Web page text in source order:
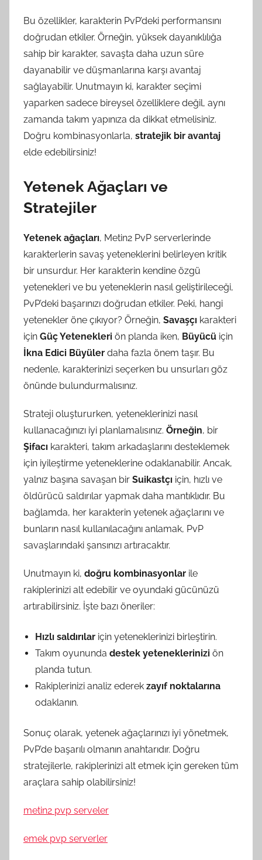
Bu özellikler, karakterin PvP’deki performansını
doğrudan etkiler. Örneğin, yüksek dayanıklılığa
sahip bir karakter, savaşta daha uzun süre
dayanabilir ve düşmanlarına karşı avantaj
sağlayabilir. Unutmayın ki, karakter seçimi
yaparken sadece bireysel özelliklere değil, aynı
zamanda takım yapınıza da dikkat etmelisiniz.
Doğru kombinasyonlarla, stratejik bir avantaj
elde edebilirsiniz!
Yetenek Ağaçları ve
Stratejiler
Yetenek ağaçları, Metin2 PvP serverlerinde
karakterlerin savaş yeteneklerini belirleyen kritik
bir unsurdur. Her karakterin kendine özgü
yetenekleri ve bu yeteneklerin nasıl geliştirileceği,
PvP’deki başarınızı doğrudan etkiler. Peki, hangi
yetenekler öne çıkıyor? Örneğin, Savaşçı karakteri
için Güç Yetenekleri ön planda iken, Büyücü için
İkna Edici Büyüler daha fazla önem taşır. Bu
nedenle, karakterinizi seçerken bu unsurları göz
önünde bulundurmalısınız.
Strateji oluştururken, yeteneklerinizi nasıl
kullanacağınızı iyi planlamalısınız. Örneğin, bir
Şifacı karakteri, takım arkadaşlarını desteklemek
için iyileştirme yeteneklerine odaklanabilir. Ancak,
yalnız başına savaşan bir Suikastçı için, hızlı ve
öldürücü saldırılar yapmak daha mantıklıdır. Bu
bağlamda, her karakterin yetenek ağaçlarını ve
bunların nasıl kullanılacağını anlamak, PvP
savaşlarındaki şansınızı artıracaktır.
Unutmayın ki, doğru kombinasyonlar ile
rakiplerinizi alt edebilir ve oyundaki gücünüzü
artırabilirsiniz. İşte bazı öneriler:
Hızlı saldırılar için yeteneklerinizi birleştirin.
Takım oyununda destek yeteneklerinizi ön
planda tutun.
Rakiplerinizi analiz ederek zayıf noktalarına
odaklanın.
Sonuç olarak, yetenek ağaçlarınızı iyi yönetmek,
PvP’de başarılı olmanın anahtarıdır. Doğru
stratejilerle, rakiplerinizi alt etmek için gereken tüm
araçlara sahip olabilirsiniz!
metin2 pvp serveler
emek pvp serverler